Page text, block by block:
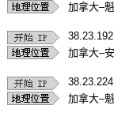
加拿大–
加拿大–
加拿大–